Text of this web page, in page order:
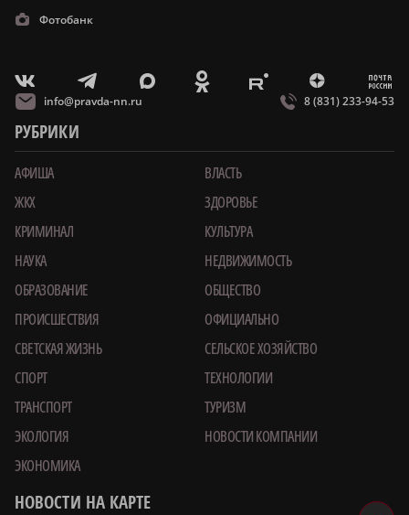
Фотобанк
V T X O E Z m
info@pravda-nn.ru 8 (831) 233-94-53
РУБРИКИ
АФИША
ВЛАСТЬ
ЖКХ
ЗДОРОВЬЕ
КРИМИНАЛ
КУЛЬТУРА
НАУКА
НЕДВИЖИМОСТЬ
ОБРАЗОВАНИЕ
ОБЩЕСТВО
ПРОИСШЕСТВИЯ
ОФИЦИАЛЬНО
СВЕТСКАЯ ЖИЗНЬ
СЕЛЬСКОЕ ХОЗЯЙСТВО
СПОРТ
ТЕХНОЛОГИИ
ТРАНСПОРТ
ТУРИЗМ
ЭКОЛОГИЯ
НОВОСТИ КОМПАНИИ
ЭКОНОМИКА
НОВОСТИ НА КАРТЕ